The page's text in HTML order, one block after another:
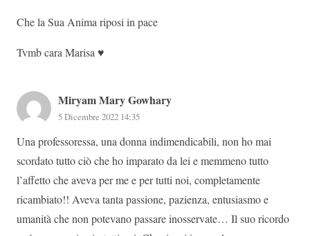
Che la Sua Anima riposi in pace
Tvmb cara Marisa ♥️
Miryam Mary Gowhary
5 Dicembre 2022 14:35
Una professoressa, una donna indimendicabili, non ho mai
scordato tutto ciò che ho imparato da lei e memmeno tutto
l’affetto che aveva per me e per tutti noi, completamente
ricambiato!! Aveva tanta passione, pazienza, entusiasmo e
umanità che non potevano passare inosservate… Il suo ricordo